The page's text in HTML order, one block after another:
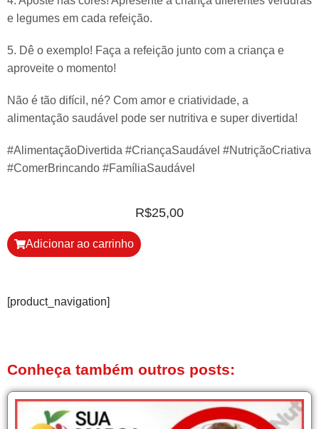
e legumes em cada refeição.
5. Dê o exemplo! Faça a refeição junto com a criança e
aproveite o momento!
Não é tão difícil, né? Com amor e criatividade, a
alimentação saudável pode ser nutritiva e super divertida!
#AlimentaçãoDivertida #CriançaSaudável #NutriçãoCriativa
#ComerBrincando #FamíliaSaudável
R$25,00
Adicionar ao carrinho
[product_navigation]
Conheça também outros posts: